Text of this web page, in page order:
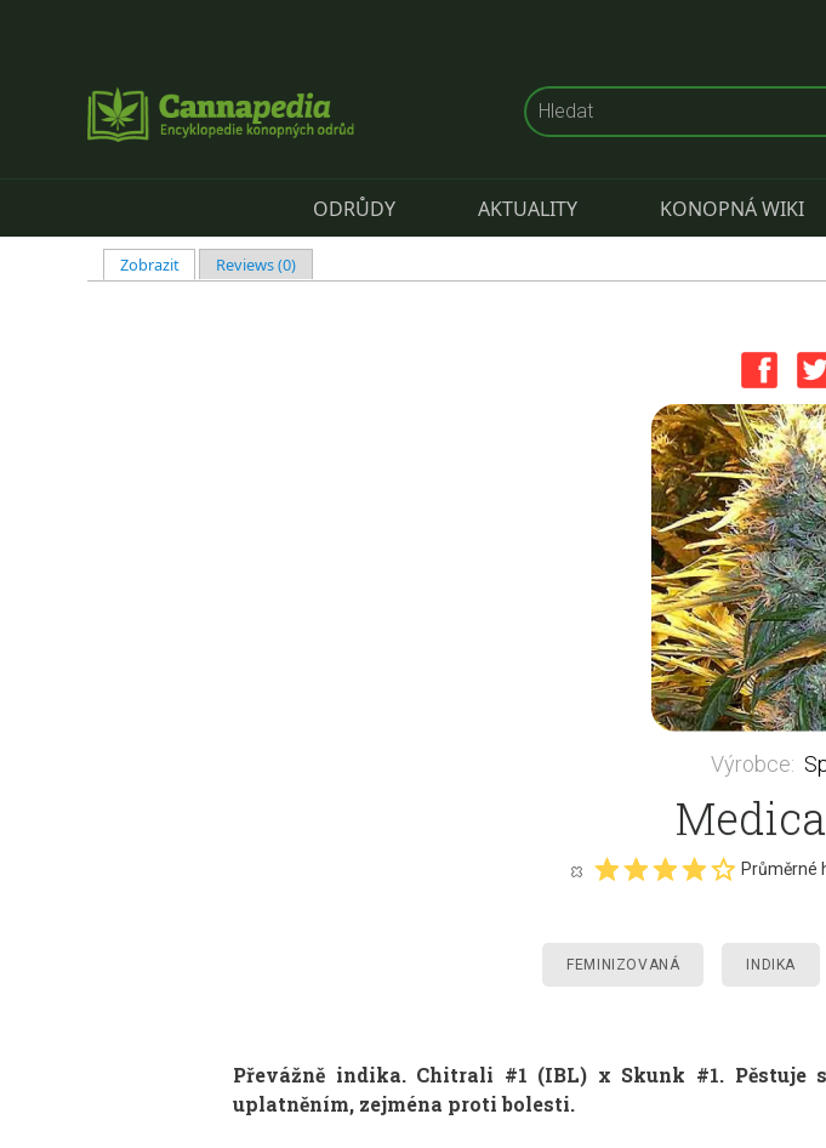
ODRŮDY AKTUALITY KONOPNÁ WIKI
Hlavní záložky
Zobrazit(aktivní záložka)
Reviews (0)
Výrobce:
Průměrné
FEMINIZOVANÁ INDIKA
Převážně indika. Chitrali #1 (IBL) x Skunk #1.
uplatněním, zejména proti bolesti.